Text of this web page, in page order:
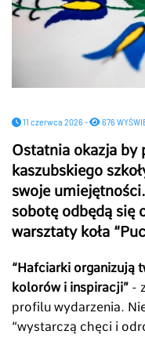
11 czerwca 2026 - 676
Ostatnia okazja by
kaszubskiego
swoje
sobotę odbędą się
warsztaty koła
“Hafciarki organizują
kolorów i inspiracji” -
profilu wydarzenia.
“wystarczą chęci i